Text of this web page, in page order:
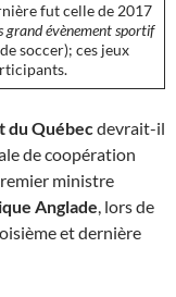
fut celle de 2017
grand évènement sportif
de soccer); ces jeux
du Québecdevrait-il
de coopération
ministre
Anglade, lors de
et dernière